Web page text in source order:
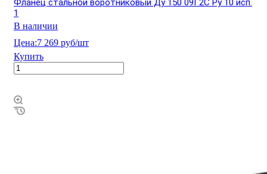
Фланец стальной воротниковый Ду 150 09Г2С Ру 10 исп.
1
В наличии
Цена:7 269 руб/шт
Купить